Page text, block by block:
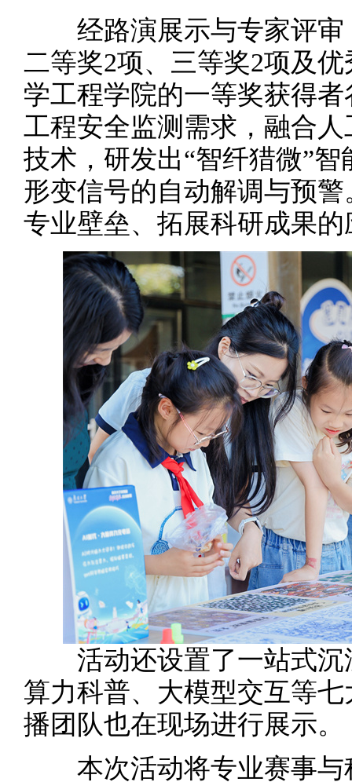
经路演展示与专家评审
二等奖2项、三等奖2项及
学工程学院的一等奖获得
工程安全监测需求，融合
技术，研发出“智纤猎微”
形变信号的自动解调与预
专业壁垒、拓展科研成果
活动还设置了一站式沉
算力科普、大模型交互等
播团队也在现场进行展示。
本次活动将专业赛事与